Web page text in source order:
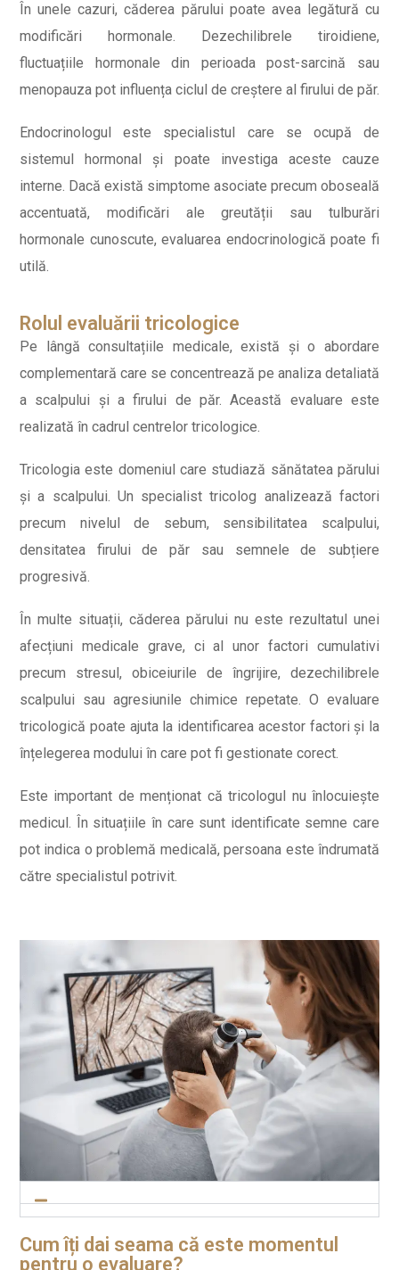
În unele cazuri, căderea părului poate avea legătură cu
modificări hormonale. Dezechilibrele tiroidiene,
fluctuațiile hormonale din perioada post-sarcină sau
menopauza pot influența ciclul de creștere al firului de păr.
Endocrinologul este specialistul care se ocupă de
sistemul hormonal și poate investiga aceste cauze
interne. Dacă există simptome asociate precum oboseală
accentuată, modificări ale greutății sau tulburări
hormonale cunoscute, evaluarea endocrinologică poate fi
utilă.
Rolul evaluării tricologice
Pe lângă consultațiile medicale, există și o abordare
complementară care se concentrează pe analiza detaliată
a scalpului și a firului de păr. Această evaluare este
realizată în cadrul centrelor tricologice.
Tricologia este domeniul care studiază sănătatea părului
și a scalpului. Un specialist tricolog analizează factori
precum nivelul de sebum, sensibilitatea scalpului,
densitatea firului de păr sau semnele de subțiere
progresivă.
În multe situații, căderea părului nu este rezultatul unei
afecțiuni medicale grave, ci al unor factori cumulativi
precum stresul, obiceiurile de îngrijire, dezechilibrele
scalpului sau agresiunile chimice repetate. O evaluare
tricologică poate ajuta la identificarea acestor factori și la
înțelegerea modului în care pot fi gestionate corect.
Este important de menționat că tricologul nu înlocuiește
medicul. În situațiile în care sunt identificate semne care
pot indica o problemă medicală, persoana este îndrumată
către specialistul potrivit.
Cum îți dai seama că este momentul
pentru o evaluare?